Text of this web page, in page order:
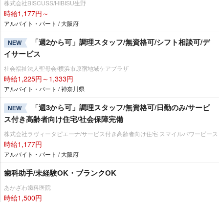
株式会社BISCUSS/HIBISU生野
時給1,177円～
アルバイト・パート / 大阪府
NEW
「週2から可」調理スタッフ/無資格可/シフト相談可/デ
イサービス
社会福祉法人聖母会/横浜市原宿地域ケアプラザ
時給1,225円～1,333円
アルバイト・パート / 神奈川県
NEW
「週3から可」調理スタッフ/無資格可/日勤のみ/サービ
ス付き高齢者向け住宅/社会保障完備
株式会社ラヴィータピエーナ/サービス付き高齢者向け住宅 スマイルパワーピース
時給1,177円
アルバイト・パート / 大阪府
歯科助手/未経験OK・ブランクOK
あかざわ歯科医院
時給1,500円